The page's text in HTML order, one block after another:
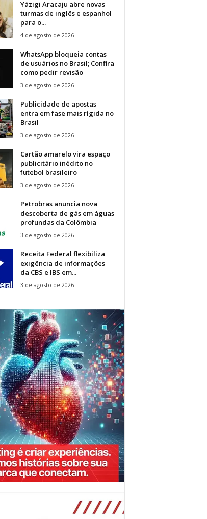
Yázigi Aracaju abre novas
turmas de inglês e espanhol
para o...
4 de agosto de 2026
WhatsApp bloqueia contas
de usuários no Brasil; Confira
como pedir revisão
3 de agosto de 2026
Publicidade de apostas
entra em fase mais rígida no
Brasil
3 de agosto de 2026
Cartão amarelo vira espaço
publicitário inédito no
futebol brasileiro
3 de agosto de 2026
Petrobras anuncia nova
descoberta de gás em águas
profundas da Colômbia
3 de agosto de 2026
Receita Federal flexibiliza
exigência de informações
da CBS e IBS em...
3 de agosto de 2026